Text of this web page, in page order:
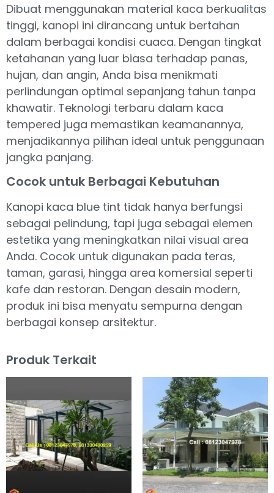
Dibuat menggunakan material kaca berkualitas
tinggi, kanopi ini dirancang untuk bertahan
dalam berbagai kondisi cuaca. Dengan tingkat
ketahanan yang luar biasa terhadap panas,
hujan, dan angin, Anda bisa menikmati
perlindungan optimal sepanjang tahun tanpa
khawatir. Teknologi terbaru dalam kaca
tempered juga memastikan keamanannya,
menjadikannya pilihan ideal untuk penggunaan
jangka panjang.
Cocok untuk Berbagai Kebutuhan
Kanopi kaca blue tint tidak hanya berfungsi
sebagai pelindung, tapi juga sebagai elemen
estetika yang meningkatkan nilai visual area
Anda. Cocok untuk digunakan pada teras,
taman, garasi, hingga area komersial seperti
kafe dan restoran. Dengan desain modern,
produk ini bisa menyatu sempurna dengan
berbagai konsep arsitektur.
Produk Terkait